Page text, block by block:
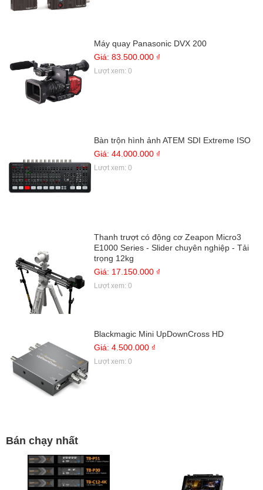
Máy quay Panasonic DVX 200
Giá: 83.500.000 ₫
Lượt xem: 0
Bàn trộn hình ảnh ATEM SDI Extreme ISO
Giá: 44.000.000 ₫
Lượt xem: 0
Thanh trượt có động cơ Zeapon Micro3
E1000 Series - Slider chuyên nghiệp - Tải
trọng 12kg
Giá: 17.150.000 ₫
Lượt xem: 0
Blackmagic Mini UpDownCross HD
Giá: 4.500.000 ₫
Lượt xem: 0
Bán chạy nhất